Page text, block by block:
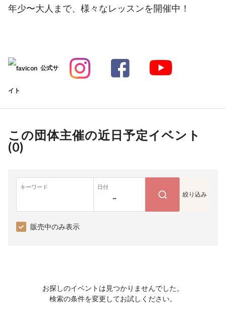
年少〜大人まで、様々なレッスンを開催中！
公式サ
イト
この団体主催の近日予定イベント
(0)
キーワード 日付
~ 絞り込み
販売中のみ表示
お探しのイベントは見つかりませんでした。
検索の条件を変更してお試しください。